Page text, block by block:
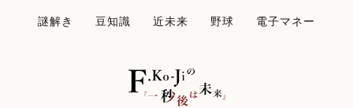
謎解き
豆知識 近未来 野球 電子マネー